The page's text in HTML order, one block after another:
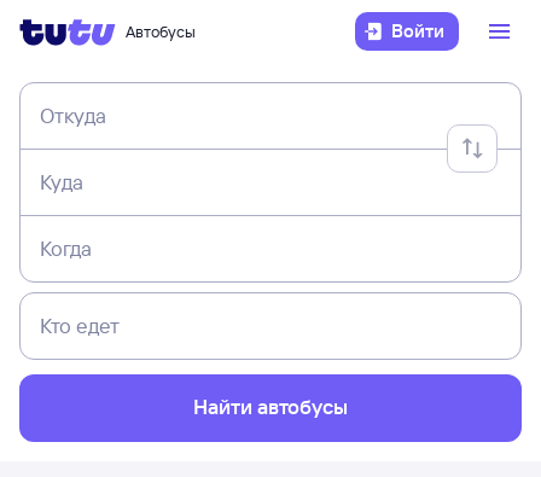
Автобусы Войти
Откуда
Куда
Когда
Кто едет
Найти автобусы